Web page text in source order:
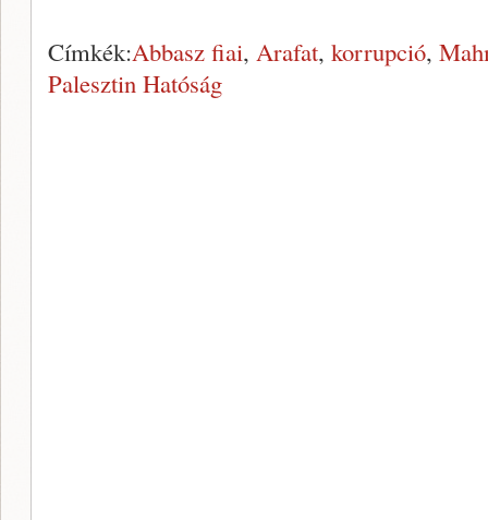
Címkék:Abbasz fiai, Arafat, korrupció,
Palesztin Hatóság